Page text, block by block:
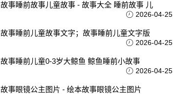
故事睡前故事儿童故事 - 故事大全 睡前故事 儿
2026-04-25
故事睡前儿童故事文字；故事睡前儿童文字版
2026-04-25
故事睡前儿童0-3岁大鲸鱼 鲸鱼睡前小故事
2026-04-25
故事眼镜公主图片 - 绘本故事眼镜公主图片